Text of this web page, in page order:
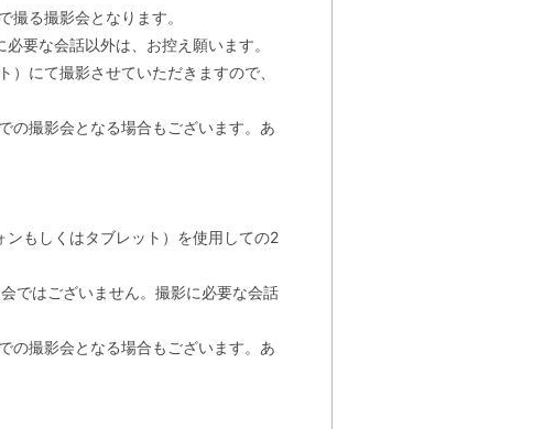
撮る撮影会となります。
要な会話以外は、お控え願います。
にて撮影させていただきますので、
の撮影会となる場合もございます。あ
もしくはタブレット）を使用しての2
ではございません。撮影に必要な会話
の撮影会となる場合もございます。あ